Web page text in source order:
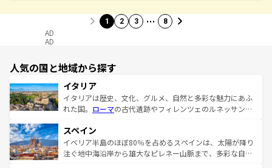
1 2 3 … 8
AD
AD
人気の国と地域から探す
イタリア
イタリアは歴史、文化、グルメ、自然と多彩な魅力にあふ
れた国。 ローマの古代遺跡やフィレンツェのルネッサンス
ろん、トスカーナの美しい田園風景やアマルフィ海岸の絶
景など、自然景観も見逃せない。観光の合間には、本場の
ピザやパスタなど、絶品のイタリア料理を堪能することも
スペイン
イベリア半島のほぼ80％を占めるスペインは、太陽が降り
注ぐ地中海沿岸から雄大なピレネー山脈まで、多彩な自然